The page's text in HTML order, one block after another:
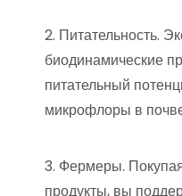
2. Питательность.
биодинамические
питательный
микрофлоры в
3. Фермеры.
продукты, вы